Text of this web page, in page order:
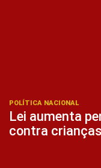
POLÍTICA NACIONAL
Lei aumenta
contra